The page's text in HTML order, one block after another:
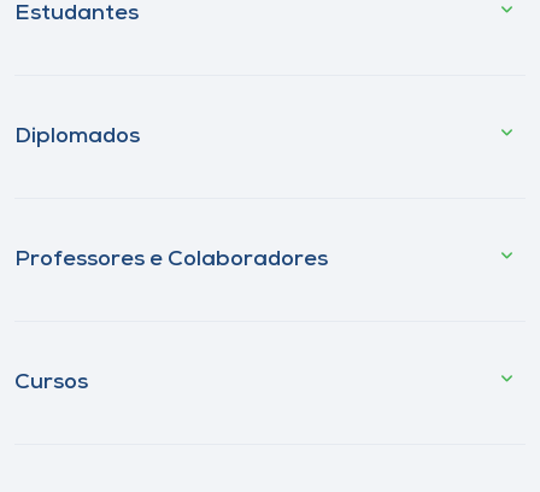
Estudantes
Diplomados
Professores e Colaboradores
Cursos